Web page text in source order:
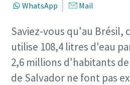
WhatsApp
Mail
Saviez-vous qu'au Brésil,
utilise 108,4 litres d'eau
2,6 millions d'habitants
de Salvador ne font pas